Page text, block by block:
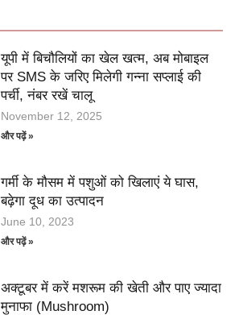
यूपी में बिचौलियों का खेल खत्म, अब मोबाइल
पर SMS के जरिए मिलेगी गन्ना सप्लाई की
पर्ची, नंबर रखें चालू
November 12, 2025
और पढ़ें »
गर्मी के मौसम में पशुओं को खिलाएं ये घास,
बढ़ेगा दूध का उत्पादन
June 10, 2023
और पढ़ें »
अक्टूबर में करें मशरूम की खेती और पाए ज्यादा
मुनाफा (Mushroom)